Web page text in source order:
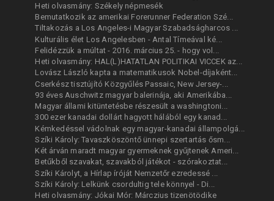
Heti olvasmány: Székely népmesék
Bemutatkozik az amerikai Forerunner Federation Szé...
Tiltakozás a Los Angeles-i Magyar Szabadságharcos ...
Kulturális élet Los Angelesben - Antal Tímeával ké...
Felidézzük a múltat - 2016. március 25. - hogy vol...
Heti olvasmány: HAL(L)HATATLAN POLITIKAI VICCEK az...
Lovász László kapta a matematikusok Nobel-díjaként...
Cserkész tisztújító Közgyűlés Passaic, New Jersey-...
93 éves Auschwitz magyar balerinája, aki Amerikába...
Magyar állami kitüntetésbe részesült a washingtoni...
300 ezer kanadai dollárt hagyott hálából egy kanad...
Kémkedéssel vádolnak egy magyar-kanadai állampolgá...
Szíki Károly: Tavaszköszöntő ünnepi szertartás ősm...
Két árván maradt magyar gyermeknek gyűjtenek Ameri...
Betűkből szavakat, szavakból játékot - szórakoztat...
Szíki Károlyt, a Hírlap íróját Nemzetőr ezredessé ...
Szíki Károly: Lelkünk csordultig tele könnyel - Di...
Heti olvasmány: Jókai Mór: Márczius tizenötödike